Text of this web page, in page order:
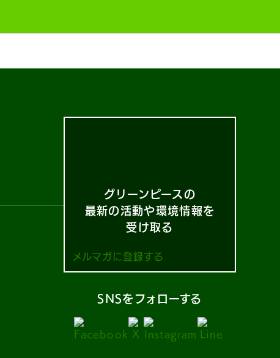
グリーンピースの
最新の活動や環境情報を
受け取る
メルマガに登録する
SNSをフォローする